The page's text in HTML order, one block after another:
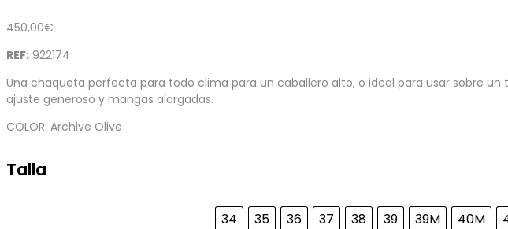
450,00€
REF: 922174
Una chaqueta perfecta para todo clima para un caballero alto, o ideal para usar sobre
ajuste generoso y mangas alargadas.
COLOR: Archive Olive
Talla
34 35 36 37 38 39 39M 40M